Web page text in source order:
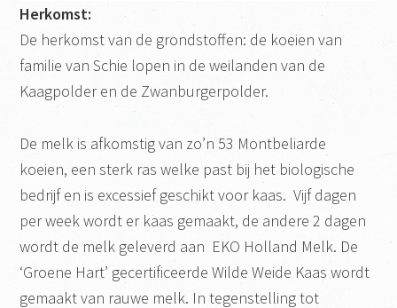
Herkomst:
De herkomst van de grondstoffen: de koeien van
familie van Schie lopen in de weilanden van de
Kaagpolder en de Zwanburgerpolder.
De melk is afkomstig van zo’n 53 Montbeliarde
koeien, een sterk ras welke past bij het biologische
bedrijf en is excessief geschikt voor kaas. Vijf dagen
per week wordt er kaas gemaakt, de andere 2 dagen
wordt de melk geleverd aan EKO Holland Melk. De
‘Groene Hart’ gecertificeerde Wilde Weide Kaas wordt
gemaakt van rauwe melk. In tegenstelling tot